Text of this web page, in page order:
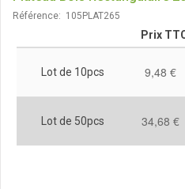
Référence: 105PLAT265
Prix
Lot de 10pcs 9,48 €
Lot de 50pcs 34,68 €